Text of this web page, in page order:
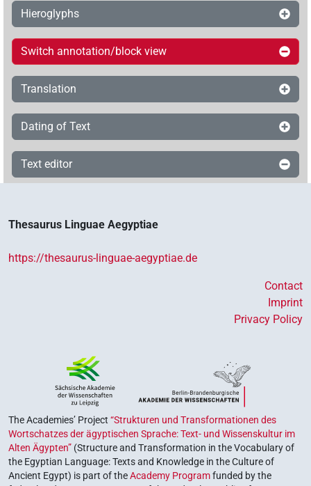
Hieroglyphs
Switch annotation/block view
Translation
Dating of Text
Text editor
Thesaurus Linguae Aegyptiae
https://thesaurus-linguae-aegyptiae.de
Contact
Imprint
Privacy Policy
The Academies’ Project “Strukturen und Transformationen des
Wortschatzes der ägyptischen Sprache: Text- und Wissenskultur im
Alten Ägypten” (Structure and Transformation in the Vocabulary of
the Egyptian Language: Texts and Knowledge in the Culture of
Ancient Egypt) is part of theAcademy Programfunded by the